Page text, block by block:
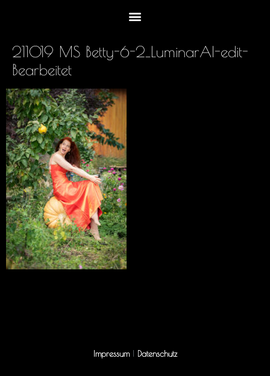
211019 MS Betty-6-2_LuminarAI-edit-
Bearbeitet
Impressum Datenschutz